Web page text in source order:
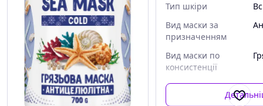
Тип шкіри
Вид маски за
призначенням
Вид маски по
консистенції